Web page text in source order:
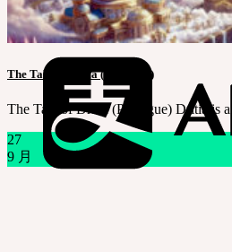
The Tale of Dritia (Prologue)
The Tale of Dritia (Prologue) Dritia is
27
9 月